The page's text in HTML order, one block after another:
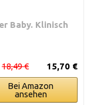
Baby. Klinisch
15,70 €
18,49 €
Bei Amazon
ansehen